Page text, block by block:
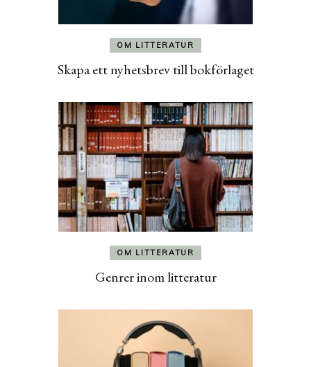
OM LITTERATUR
Skapa ett nyhetsbrev till bokförlaget
OM LITTERATUR
Genrer inom litteratur